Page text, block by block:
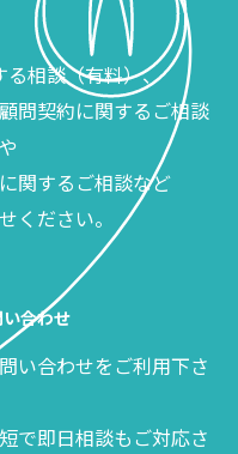
る相談（有料）、
問契約に関するご相談
関するご相談など
ください。
合わせ
い合わせをご利用下さ
で即日相談もご対応さ